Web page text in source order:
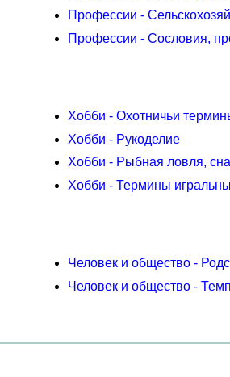
Профессии -
Профессии - Сословия,
Хобби - Охотничьи
Хобби - Рукоделие
Хобби - Рыбная ловля,
Хобби - Термины
Человек и общество -
Человек и общество -